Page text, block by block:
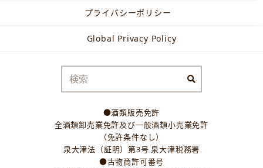
プライバシーポリシー
Global Privacy Policy
●酒類販売免許
全酒類卸売業免許及び一般酒類小売業免許
（免許条件なし）
泉大津法（証明）第3号 泉大津税務署
●古物商許可番号